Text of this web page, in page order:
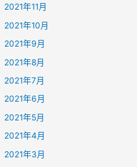
2021年11月
2021年10月
2021年9月
2021年8月
2021年7月
2021年6月
2021年5月
2021年4月
2021年3月